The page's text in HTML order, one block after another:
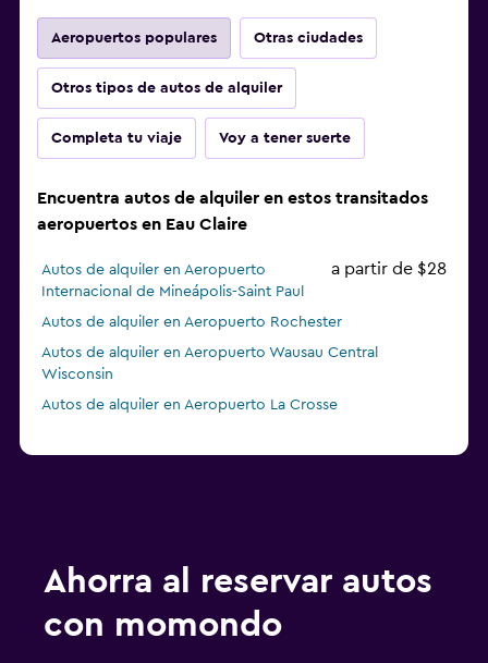
Aeropuertos populares Otras ciudades
Otros tipos de autos de alquiler
Completa tu viaje Voy a tener suerte
Encuentra autos de alquiler en estos transitados
aeropuertos en Eau Claire
Autos de alquiler en Aeropuerto
Internacional de Mineápolis-Saint Paul
a partir de $28
Autos de alquiler en Aeropuerto Rochester
Autos de alquiler en Aeropuerto Wausau Central
Wisconsin
Autos de alquiler en Aeropuerto La Crosse
Ahorra al reservar autos
con momondo